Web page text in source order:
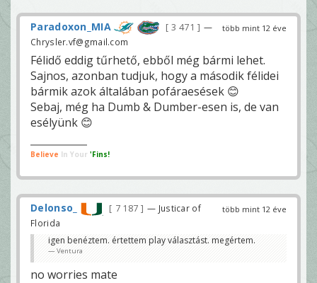
több mint 12 éve
Paradoxon_MIA 3 471
—
Chrysler.vf@gmail.com
Félidő eddig tűrhető, ebből még bármi lehet.
Sajnos, azonban tudjuk, hogy a második félidei
bármik azok általában pofáraesések 😊
Sebaj, még ha Dumb & Dumber-esen is, de van
esélyünk 😊
Believe In Your 'Fins!
több mint 12 éve
Delonso_ 7 187
— Justicar of
Florida
igen benéztem. értettem play választást. megértem.
Ventura
no worries mate